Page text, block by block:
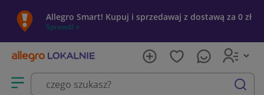
Allegro Smart! Kupuj i sprzedawaj z dostawą za 0 zł
Sprawdź »
Otwórz menu z kategoriami
szukaj